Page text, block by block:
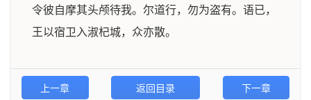
令彼自摩其头颅待我。尔道行，勿为盗有。语已，
王以宿卫入淑杞城，众亦散。
上一章 返回目录 下一章